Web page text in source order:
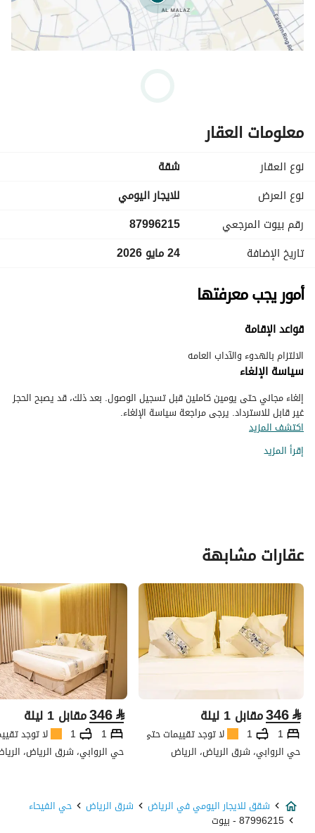
معلومات العقار
نوع العقار
شقة
نوع العرض
للايجار اليومي
رقم بيوت المرجعي
87996215
تاريخ الإضافة
24 مايو 2026
أمور يجب معرفتها
قواعد الإقامة
الالتزام بالهدوء والآداب العامه
سياسة الإلغاء
إلغاء مجاني حتى يومين كاملين قبل تسجيل الوصول. بعد ذلك، قد يصبح الحجز
غير قابل للاسترداد. يرجى مراجعة سياسة الإلغاء.
اكتشف المزيد
إقرأ المزيد
عقارات مشابهة
⃁
346مقابل 1 ليلة
1
1
لا توجد تقييمات حتى الآن
حي الروابي، شرق الرياض، الرياض
⃁
346مقابل 1 ليلة
1
1
لا توجد
حي الروابي، شرق الرياض،
شقق للايجار اليومي في الرياض شرق الرياض حي الفيحاء
87996215 - بيوت